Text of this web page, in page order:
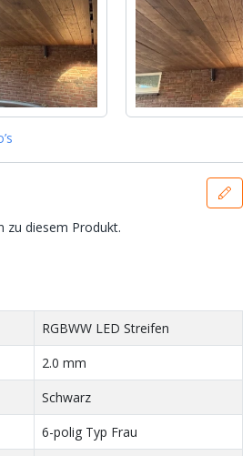
zu diesem Produkt.
RGBWW LED Streifen
2.0 mm
Schwarz
6-polig Typ Frau